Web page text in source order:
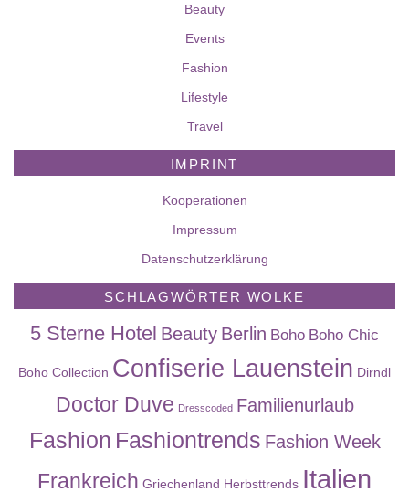
Beauty
Events
Fashion
Lifestyle
Travel
IMPRINT
Kooperationen
Impressum
Datenschutzerklärung
SCHLAGWÖRTER WOLKE
5 Sterne Hotel Beauty Berlin Boho Boho Chic
Boho Collection Confiserie Lauenstein Dirndl
Doctor Duve Dresscoded Familienurlaub
Fashion Fashiontrends Fashion Week
Frankreich Griechenland Herbsttrends Italien